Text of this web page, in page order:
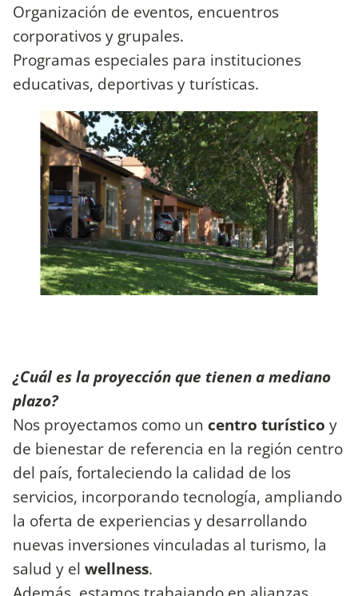
Organización de eventos, encuentros
corporativos y grupales.
Programas especiales para instituciones
educativas, deportivas y turísticas.
¿Cuál es la proyección que tienen a mediano
plazo?
Nos proyectamos como un centro turístico y
de bienestar de referencia en la región centro
del país, fortaleciendo la calidad de los
servicios, incorporando tecnología, ampliando
la oferta de experiencias y desarrollando
nuevas inversiones vinculadas al turismo, la
salud y el wellness.